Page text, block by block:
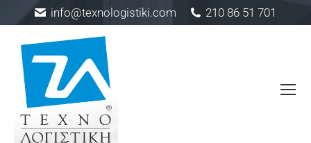
info@texnologistiki.com 210 86 51 701